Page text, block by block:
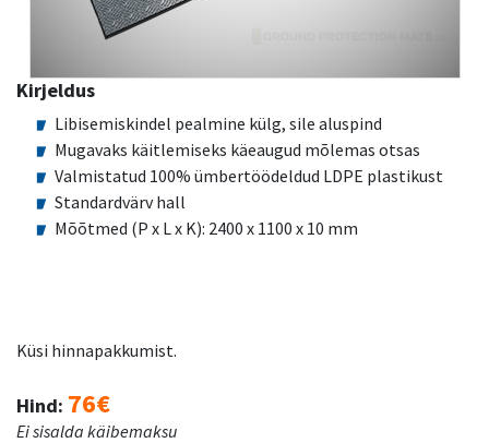
Kirjeldus
Libisemiskindel pealmine külg, sile aluspind
Mugavaks käitlemiseks käeaugud mõlemas otsas
Valmistatud 100% ümbertöödeldud LDPE plastikust
Standardvärv hall
Mõõtmed (P x L x K): 2400 x 1100 x 10 mm
Küsi hinnapakkumist.
Hind: 76€
Ei sisalda käibemaksu